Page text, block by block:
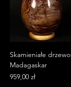
Skamieniałe drzewo
Madagaskar
Cena
959,00 zł